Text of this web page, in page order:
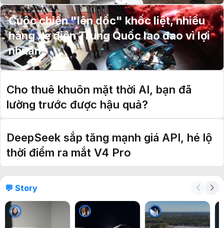
Cuộc chiến "lên dốc" khốc liệt, nhiều
hãng xe điện Trung Quốc lao đao vì lợi
nhuận
Cho thuê khuôn mặt thời AI, bạn đã
lường trước được hậu quả?
DeepSeek sắp tăng mạnh giá API, hé lộ
thời điểm ra mắt V4 Pro
💬 Story